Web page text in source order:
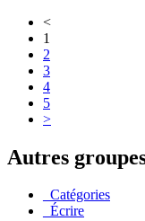
<
1
2
3
4
5
>
Autres
_Catégories
_Écrire